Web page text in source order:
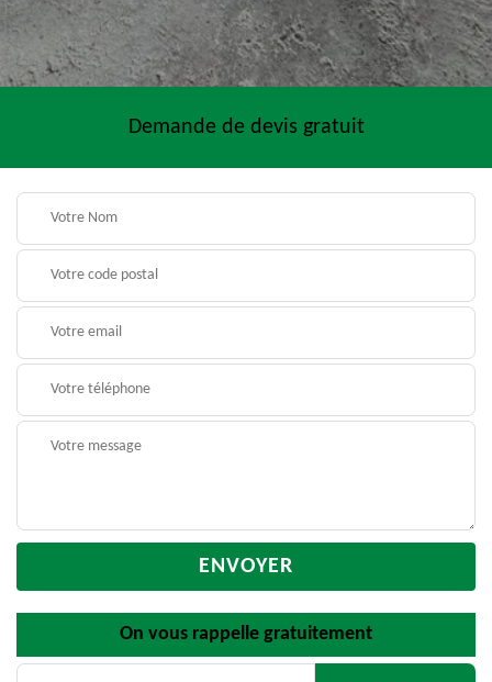
Demande de devis gratuit
On vous rappelle gratuitement